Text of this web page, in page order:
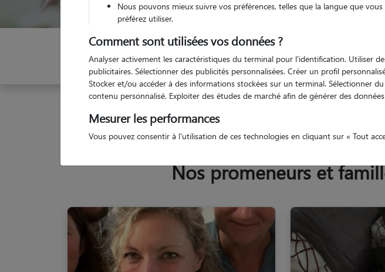
Indiquez vos dates
Nos promeneurs et
Nous pouvons mieux suivre vos préférences, telles que la langue que vous
préférez utiliser.
Comment sont utilisées vos données ?
Analyser activement les caractéristiques du terminal pour l'identification. Utiliser
publicitaires. Sélectionner des publicités personnalisées. Créer un profil
Stocker et/ou accéder à des informations stockées sur un terminal. Sélectionner
contenu personnalisé. Exploiter des études de marché afin de générer des
Mesurer les performances
Vous pouvez consentir à l'utilisation de ces technologies en cliquant sur « Tout